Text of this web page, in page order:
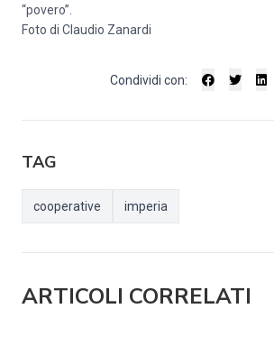
“povero”.
Foto di Claudio Zanardi
Condividi con:
TAG
cooperative imperia
ARTICOLI CORRELATI